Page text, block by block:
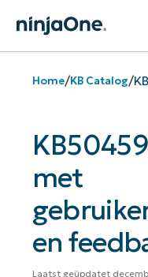
Home/KB Catalog/
met
en
Laatst geüpdatet